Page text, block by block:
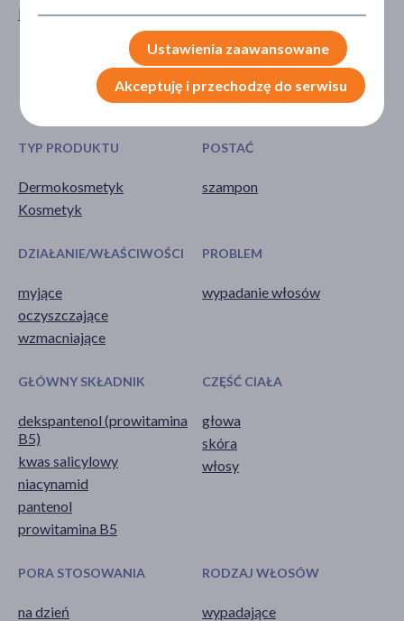
Kobieta
dla seniorów
20+
30+
40+
pokaż więcej ...
TYP PRODUKTU
Dermokosmetyk
Kosmetyk
POSTAĆ
szampon
DZIAŁANIE/WŁAŚCIWOŚCI
myjące
oczyszczające
wzmacniające
PROBLEM
wypadanie włosów
GŁÓWNY SKŁADNIK
dekspantenol (prowitamina
B5)
kwas salicylowy
niacynamid
pantenol
prowitamina B5
CZĘŚĆ CIAŁA
głowa
skóra
włosy
PORA STOSOWANIA
na dzień
RODZAJ WŁOSÓW
wypadające
Ustawienia zaawansowane
Akceptuję i przechodzę do serwisu